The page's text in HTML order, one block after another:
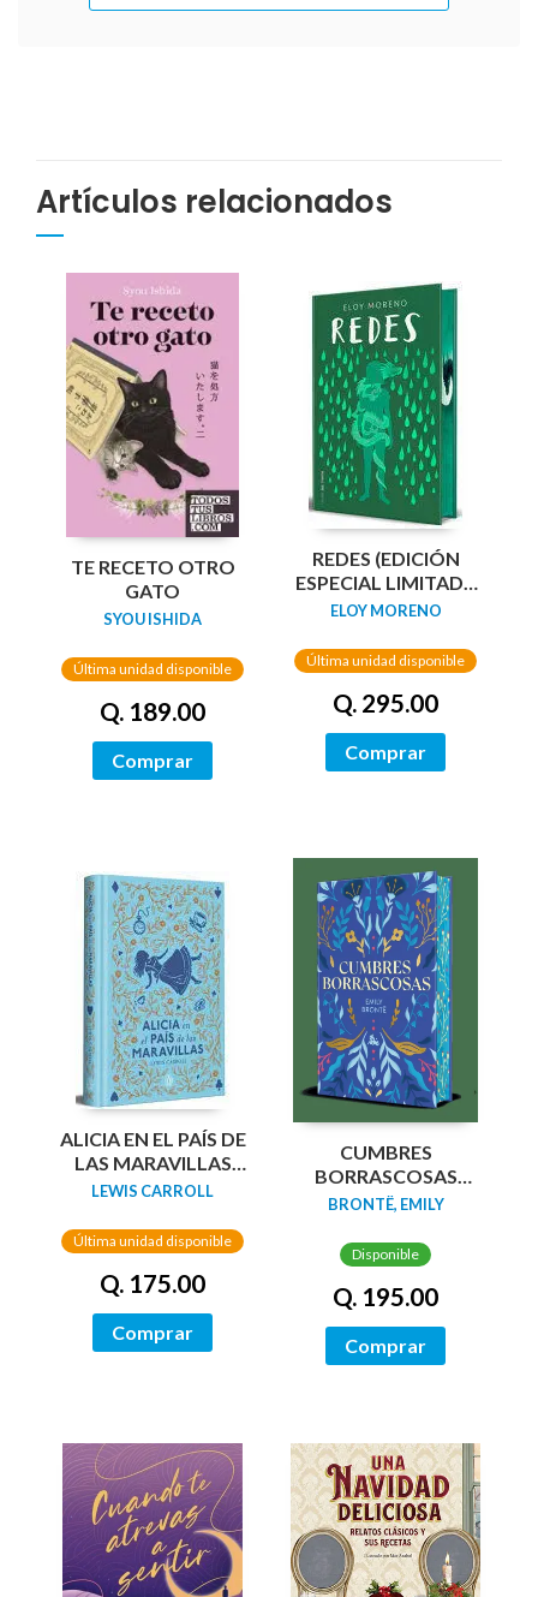
Artículos relacionados
TE RECETO OTRO
GATO
SYOU ISHIDA
Última unidad disponible
Q. 189.00
Comprar
REDES (EDICIÓN
ESPECIAL LIMITADA
GUARDAS DRAGÓN)
ELOY MORENO
Última unidad disponible
Q. 295.00
Comprar
ALICIA EN EL PAÍS DE
LAS MARAVILLAS
(EDICIÓN LIMITADA
PINTADOS)
LEWIS CARROLL
Última unidad disponible
Q. 175.00
Comprar
CUMBRES
BORRASCOSAS
(EDICION LIMITADA
TINTADOS)
BRONTË, EMILY
Disponible
Q. 195.00
Comprar